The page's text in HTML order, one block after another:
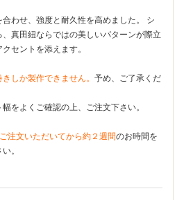
わせ、強度と耐久性を高めました。 シ
真田紐ならではの美しいパターンが際立
セントを添えます。
しか製作できません。 予め、ご了承くだ
をよくご確認の上、ご注文下さい。
ご注文いただいてから約２週間のお時間を
。